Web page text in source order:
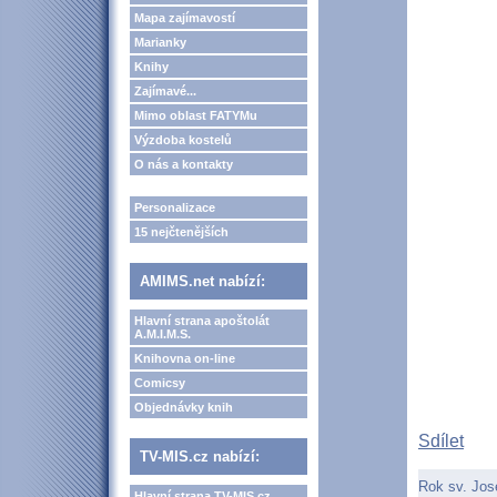
Mapa zajímavostí
Marianky
Knihy
Zajímavé...
Mimo oblast FATYMu
Výzdoba kostelů
O nás a kontakty
Personalizace
15 nejčtenějších
AMIMS.net nabízí:
Hlavní strana apoštolát
A.M.I.M.S.
Knihovna on-line
Comicsy
Objednávky knih
TV-MIS.cz nabízí:
Sdílet
Rok sv.